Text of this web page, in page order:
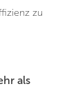
zu
als